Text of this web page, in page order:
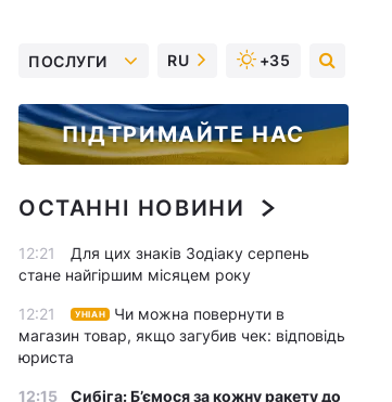
ПОСЛУГИ RU +35
ПІДТРИМАЙТЕ НАС
ОСТАННІ НОВИНИ
12:21
Для цих знаків Зодіаку серпень
стане найгіршим місяцем року
12:21 УНІАН
Чи можна повернути в
магазин товар, якщо загубив чек: відповідь
юриста
12:15
Сибіга: Б’ємося за кожну ракету до